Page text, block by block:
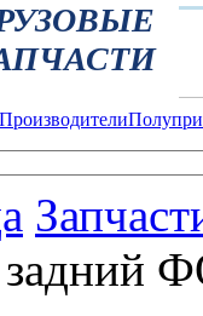
Производители
задний